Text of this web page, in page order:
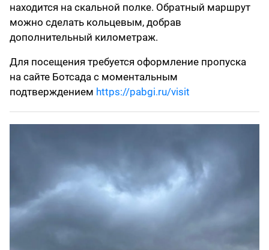
находится на скальной полке. Обратный маршрут
можно сделать кольцевым, добрав
дополнительный километраж.
Для посещения требуется оформление пропуска
на сайте Ботсада с моментальным
подтверждением https://pabgi.ru/visit